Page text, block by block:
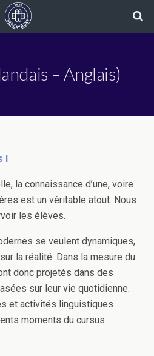
– Anglais)
I
la connaissance d’une, voire
est un véritable atout. Nous
les élèves.
se veulent dynamiques,
la réalité. Dans la mesure du
donc projetés dans des
sur leur vie quotidienne.
et activités linguistiques
moments du cursus